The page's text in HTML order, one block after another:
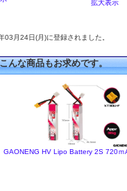
拡大表示
03月24日(月)に登録されました。
んな商品もお求めです。
GAONENG HV Lipo Battery 2S 720ｍ